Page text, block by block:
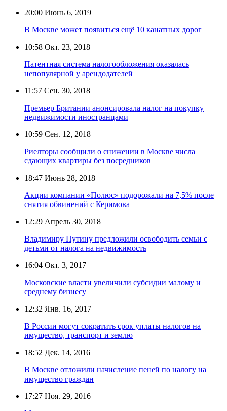
20:00 Июнь 6, 2019
В Москве может появиться ещё 10 канатных дорог
10:58 Окт. 23, 2018
Патентная система налогообложения оказалась
непопулярной у арендодателей
11:57 Сен. 30, 2018
Премьер Британии анонсировала налог на покупку
недвижимости иностранцами
10:59 Сен. 12, 2018
Риелторы сообщили о снижении в Москве числа
сдающих квартиры без посредников
18:47 Июнь 28, 2018
Акции компании «Полюс» подорожали на 7,5% после
снятия обвинений с Керимова
12:29 Апрель 30, 2018
Владимиру Путину предложили освободить семьи с
детьми от налога на недвижимость
16:04 Окт. 3, 2017
Московские власти увеличили субсидии малому и
среднему бизнесу
12:32 Янв. 16, 2017
В России могут сократить срок уплаты налогов на
имущество, транспорт и землю
18:52 Дек. 14, 2016
В Москве отложили начисление пеней по налогу на
имущество граждан
17:27 Ноя. 29, 2016